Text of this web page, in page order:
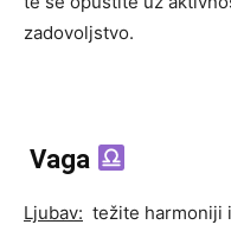
zadovoljstvo.
Vaga
Ljubav: težite harmoniji